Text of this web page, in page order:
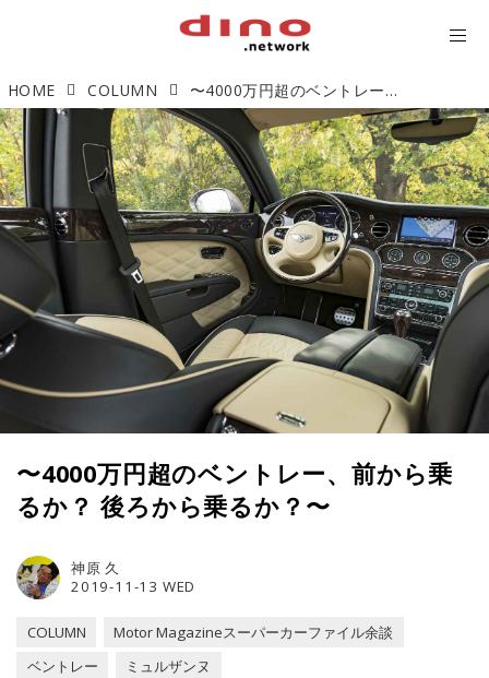
HOME COLUMN 〜4000万円超のベントレー、前から乗るか？ 後ろから乗るか？〜
〜4000万円超のベントレー、前から乗
るか？ 後ろから乗るか？〜
2019-11-13 WED
神原 久
COLUMN
Motor Magazineスーパーカーファイル余談
ベントレー
ミュルザンヌ